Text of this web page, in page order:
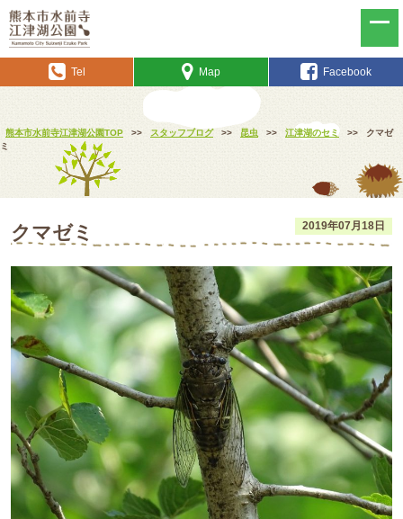
Tel Map Facebook
熊本市水前寺江津湖公園TOP >> スタッフブログ >> 昆虫 >> 江津湖のセミ >>
クマゼ
ミ
2019年07月18日
クマゼミ